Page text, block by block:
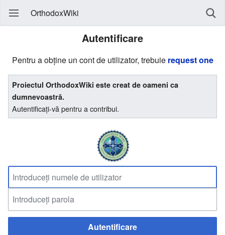
OrthodoxWiki
Autentificare
Pentru a obține un cont de utilizator, trebuie request one
Proiectul OrthodoxWiki este creat de oameni ca
dumnevoastră.
Autentificați-vă pentru a contribui.
Autentificare